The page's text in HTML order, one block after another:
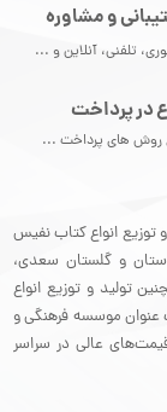
زمینه تولید و توزیع انواع کتاب نفیس
و گلستان سعدی،
تولید و توزیع انواع
عنوان موسسه فرهنگی و
عالی در سراسر
در پرداخت
روش های پرداخت ...
و مشاوره
تلفنی، آنلاین و ...